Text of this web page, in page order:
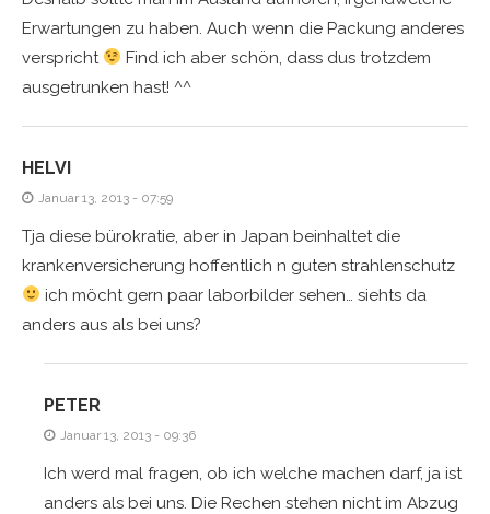
Erwartungen zu haben. Auch wenn die Packung anderes
verspricht
Find ich aber schön, dass dus trotzdem
ausgetrunken hast! ^^
HELVI
Januar 13, 2013 - 07:59
Tja diese bürokratie, aber in Japan beinhaltet die
krankenversicherung hoffentlich n guten strahlenschutz
ich möcht gern paar laborbilder sehen… siehts da
anders aus als bei uns?
PETER
Januar 13, 2013 - 09:36
Ich werd mal fragen, ob ich welche machen darf, ja ist
anders als bei uns. Die Rechen stehen nicht im Abzug